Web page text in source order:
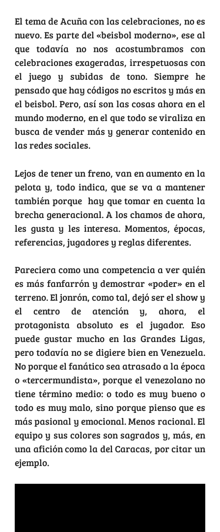
El tema de Acuña con las celebraciones, no es
nuevo. Es parte del «beisbol moderno», ese al
que todavía no nos acostumbramos con
celebraciones exageradas, irrespetuosas con
el juego y subidas de tono. Siempre he
pensado que hay códigos no escritos y más en
el beisbol. Pero, así son las cosas ahora en el
mundo moderno, en el que todo se viraliza en
busca de vender más y generar contenido en
las redes sociales.
Lejos de tener un freno, van en aumento en la
pelota y, todo indica, que se va a mantener
también porque hay que tomar en cuenta la
brecha generacional. A los chamos de ahora,
les gusta y les interesa. Momentos, épocas,
referencias, jugadores y reglas diferentes.
Pareciera como una competencia a ver quién
es más fanfarrón y demostrar «poder» en el
terreno. El jonrón, como tal, dejó ser el show y
el centro de atención y, ahora, el
protagonista absoluto es el jugador. Eso
puede gustar mucho en las Grandes Ligas,
pero todavía no se digiere bien en Venezuela.
No porque el fanático sea atrasado a la época
o «tercermundista», porque el venezolano no
tiene término medio: o todo es muy bueno o
todo es muy malo, sino porque pienso que es
más pasional y emocional. Menos racional. El
equipo y sus colores son sagrados y, más, en
una afición como la del Caracas, por citar un
ejemplo.